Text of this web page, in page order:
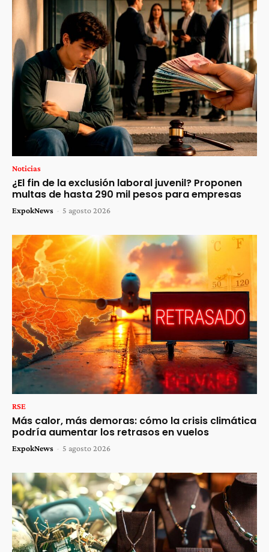
Noticias
¿El fin de la exclusión laboral juvenil? Proponen
multas de hasta 290 mil pesos para empresas
ExpokNews - 5 agosto 2026
RSE
Más calor, más demoras: cómo la crisis climática
podría aumentar los retrasos en vuelos
ExpokNews - 5 agosto 2026